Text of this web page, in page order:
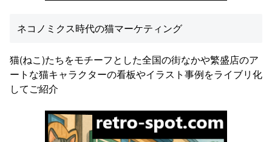
ネコノミクス時代の猫マーケティング
猫(ねこ)たちをモチーフとした全国の街なかや繁盛店のア
ートな猫キャラクターの看板やイラスト事例をライブリ化
してご紹介